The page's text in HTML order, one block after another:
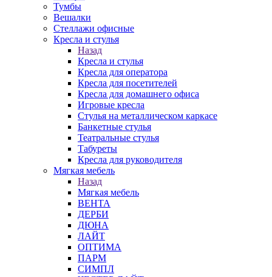
Тумбы
Вешалки
Стеллажи офисные
Кресла и стулья
Назад
Кресла и стулья
Кресла для оператора
Кресла для посетителей
Кресла для домашнего офиса
Игровые кресла
Стулья на металлическом каркасе
Банкетные стулья
Театральные стулья
Табуреты
Кресла для руководителя
Мягкая мебель
Назад
Мягкая мебель
ВЕНТА
ДЕРБИ
ДЮНА
ЛАЙТ
ОПТИМА
ПАРМ
СИМПЛ